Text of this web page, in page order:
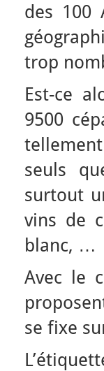
des 100
trop
Est-ce
9500
seuls
surtout
vins de
blanc, …
Avec le
se fixe